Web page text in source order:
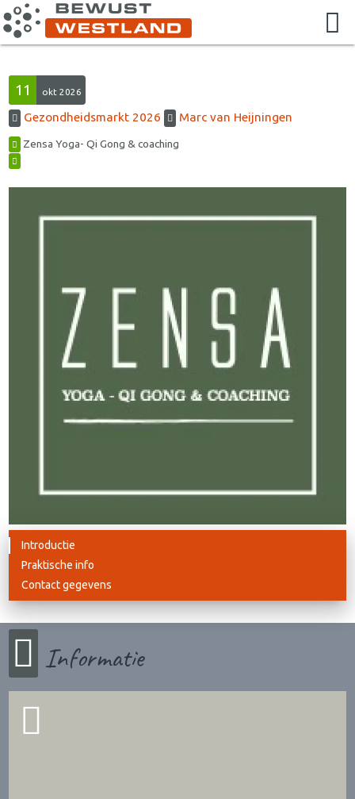
11 okt 2026
Gezondheidsmarkt 2026 Marc van Heijningen
Zensa Yoga- Qi Gong & coaching
Introductie
Praktische info
Contact gegevens
Informatie